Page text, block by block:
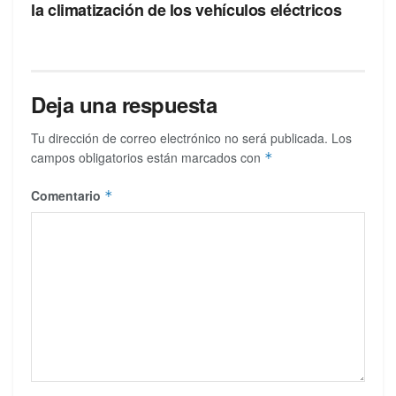
la climatización de los vehículos eléctricos
Deja una respuesta
Tu dirección de correo electrónico no será publicada. Los
campos obligatorios están marcados con *
Comentario *